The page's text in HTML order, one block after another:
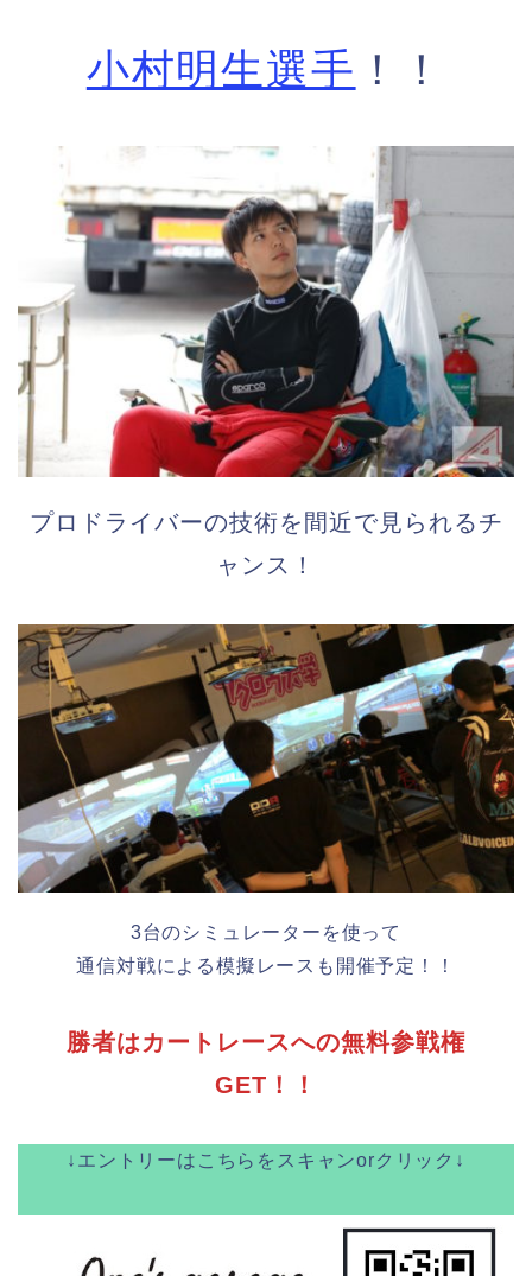
小村明生選手 ！！
プロドライバーの技術を間近で見られるチ
ャンス！
3台のシミュレーターを使って
通信対戦による模擬レースも開催予定！！
勝者はカートレースへの無料参戦権
GET！！
↓エントリーはこちらをスキャンorクリック↓